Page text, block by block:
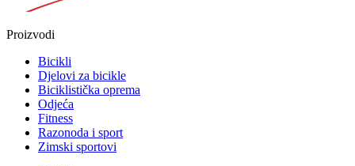
Proizvodi
Bicikli
Djelovi za bicikle
Biciklistička oprema
Odjeća
Fitness
Razonoda i sport
Zimski sportovi